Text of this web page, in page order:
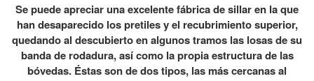
Se puede apreciar una excelente fábrica de sillar en la que
han desaparecido los pretiles y el recubrimiento superior,
quedando al descubierto en algunos tramos las losas de su
banda de rodadura, así como la propia estructura de las
bóvedas. Éstas son de dos tipos, las más cercanas al